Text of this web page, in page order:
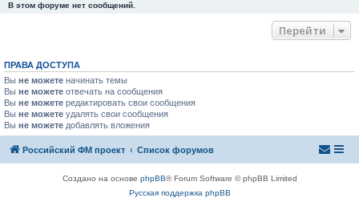
В этом форуме нет сообщений.
Перейти
ПРАВА ДОСТУПА
Вы не можете начинать темы
Вы не можете отвечать на сообщения
Вы не можете редактировать свои сообщения
Вы не можете удалять свои сообщения
Вы не можете добавлять вложения
Российский ФМ проект Список форумов
Создано на основе phpBB® Forum Software © phpBB Limited
Русская поддержка phpBB